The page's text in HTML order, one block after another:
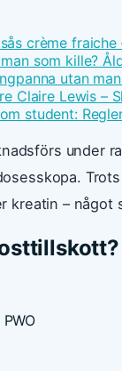
crème
som kille?
utan
Claire Lewis –
student:
under
kreatin –